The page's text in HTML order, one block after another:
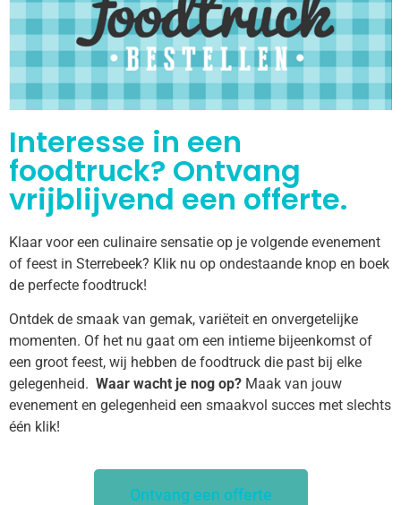
Interesse in een
foodtruck? Ontvang
vrijblijvend een offerte.
Klaar voor een culinaire sensatie op je volgende evenement
of feest in Sterrebeek? Klik nu op ondestaande knop en boek
de perfecte foodtruck!
Ontdek de smaak van gemak, variëteit en onvergetelijke
momenten. Of het nu gaat om een intieme bijeenkomst of
een groot feest, wij hebben de foodtruck die past bij elke
gelegenheid. Waar wacht je nog op? Maak van jouw
evenement en gelegenheid een smaakvol succes met slechts
één klik!
Ontvang een offerte